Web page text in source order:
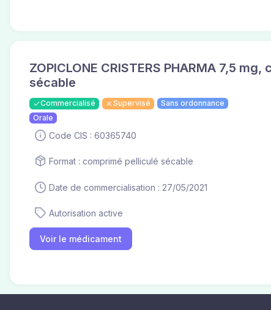
ZOPICLONE CRISTERS PHARMA 7,5
sécable
Commercialisé Supervisé
Sans ordonnance
Orale
Code CIS : 60365740
Format : comprimé pelliculé sécable
Date de commercialisation : 27/05/2021
Autorisation active
Voir le médicament